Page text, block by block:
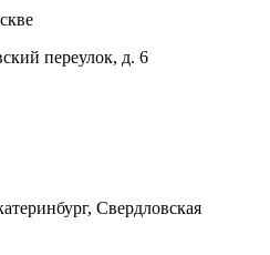
переулок, д. 6
Свердловская